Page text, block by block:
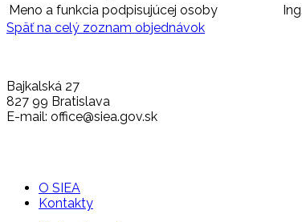
Meno a funkcia podpisujúcej osoby
Späť na celý zoznam objednávok
Bajkalská 27
827 99 Bratislava
E-mail: office@siea.gov.sk
O SIEA
Kontakty